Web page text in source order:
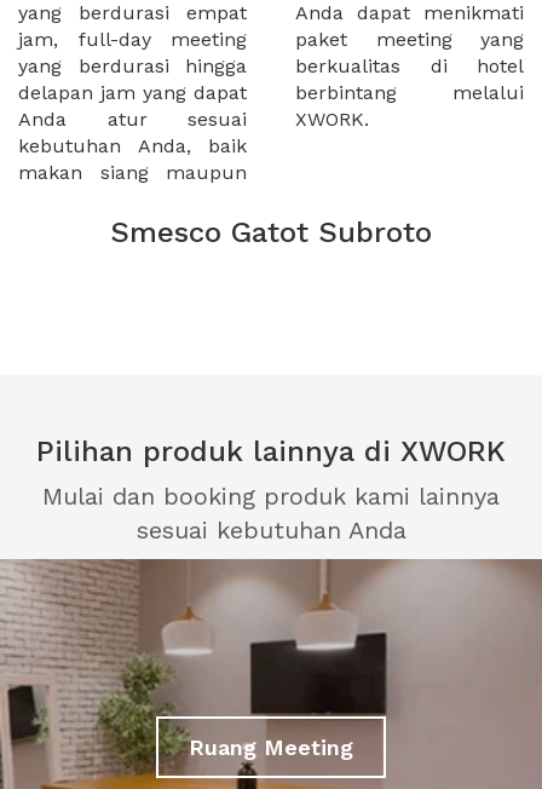
yang berdurasi empat
jam, full-day meeting
yang berdurasi hingga
delapan jam yang dapat
Anda atur sesuai
kebutuhan Anda, baik
makan siang maupun
Anda dapat menikmati
paket meeting yang
berkualitas di hotel
berbintang melalui
XWORK.
Smesco Gatot Subroto
Pilihan produk lainnya di XWORK
Mulai dan booking produk kami lainnya
sesuai kebutuhan Anda
Ruang Meeting